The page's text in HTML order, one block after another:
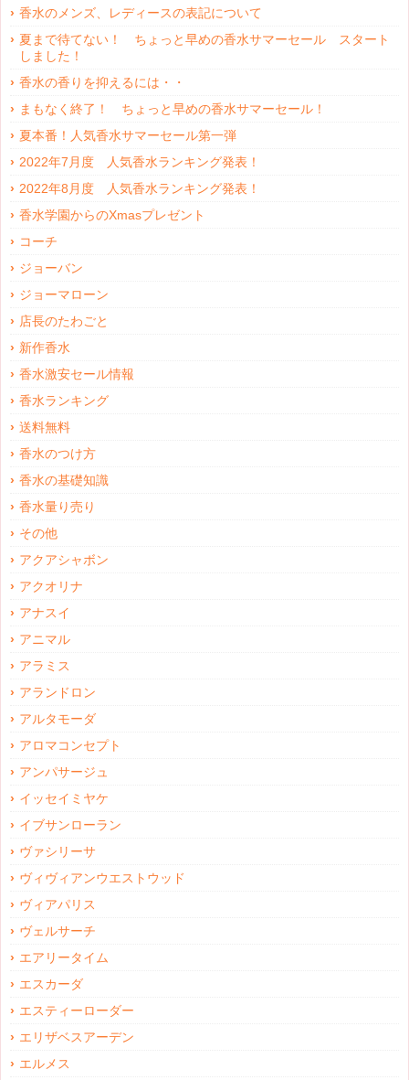
香水のメンズ、レディースの表記について
夏まで待てない！ ちょっと早めの香水サマーセール スタート
しました！
香水の香りを抑えるには・・
まもなく終了！ ちょっと早めの香水サマーセール！
夏本番！人気香水サマーセール第一弾
2022年7月度 人気香水ランキング発表！
2022年8月度 人気香水ランキング発表！
香水学園からのXmasプレゼント
コーチ
ジョーバン
ジョーマローン
店長のたわごと
新作香水
香水激安セール情報
香水ランキング
送料無料
香水のつけ方
香水の基礎知識
香水量り売り
その他
アクアシャボン
アクオリナ
アナスイ
アニマル
アラミス
アランドロン
アルタモーダ
アロマコンセプト
アンパサージュ
イッセイミヤケ
イブサンローラン
ヴァシリーサ
ヴィヴィアンウエストウッド
ヴィアパリス
ヴェルサーチ
エアリータイム
エスカーダ
エスティーローダー
エリザベスアーデン
エルメス